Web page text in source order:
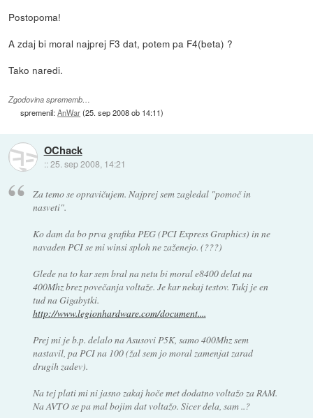
Postopoma!
A zdaj bi moral najprej F3 dat, potem pa F4(beta) ?
Tako naredi.
Zgodovina sprememb…
spremenil:AnWar(25. sep 2008 ob 14:11)
OChack
::25. sep 2008, 14:21
Za temo se opravičujem. Najprej sem zagledal "pomoč in
nasveti".
Ko dam da bo prva grafika PEG (PCI Express Graphics) in ne
navaden PCI se mi winsi sploh ne zaženejo. (???)
Glede na to kar sem bral na netu bi moral e8400 delat na
400Mhz brez povečanja voltaže. Je kar nekaj testov. Tukj je en
tud na Gigabytki.
http://www.legionhardware.com/document....
Prej mi je b.p. delalo na Asusovi P5K, samo 400Mhz sem
nastavil, pa PCI na 100 (žal sem jo moral zamenjat zarad
drugih zadev).
Na tej plati mi ni jasno zakaj hoče met dodatno voltažo za RAM.
Na AVTO se pa mal bojim dat voltažo. Sicer dela, sam ..?